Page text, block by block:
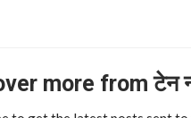
more from टेन